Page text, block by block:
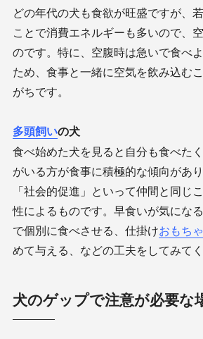
どの年代の犬も食欲が旺盛ですが、
ことで消費エネルギーも多いので、
のです。特に、空腹時は急いで食べ
ため、食事と一緒に空気を飲み込む
がちです。
多頭飼いの犬
食べ始めた犬を見ると自分も食べた
がいる方が食事に積極的な傾向があり
「社会的促進」といって仲間と同じ
性によるものです。早食いが気にな
で個別に食べさせる、仕掛けおもちゃ
めて与える、などの工夫をしてみてく
犬のゲップで注意が必要な